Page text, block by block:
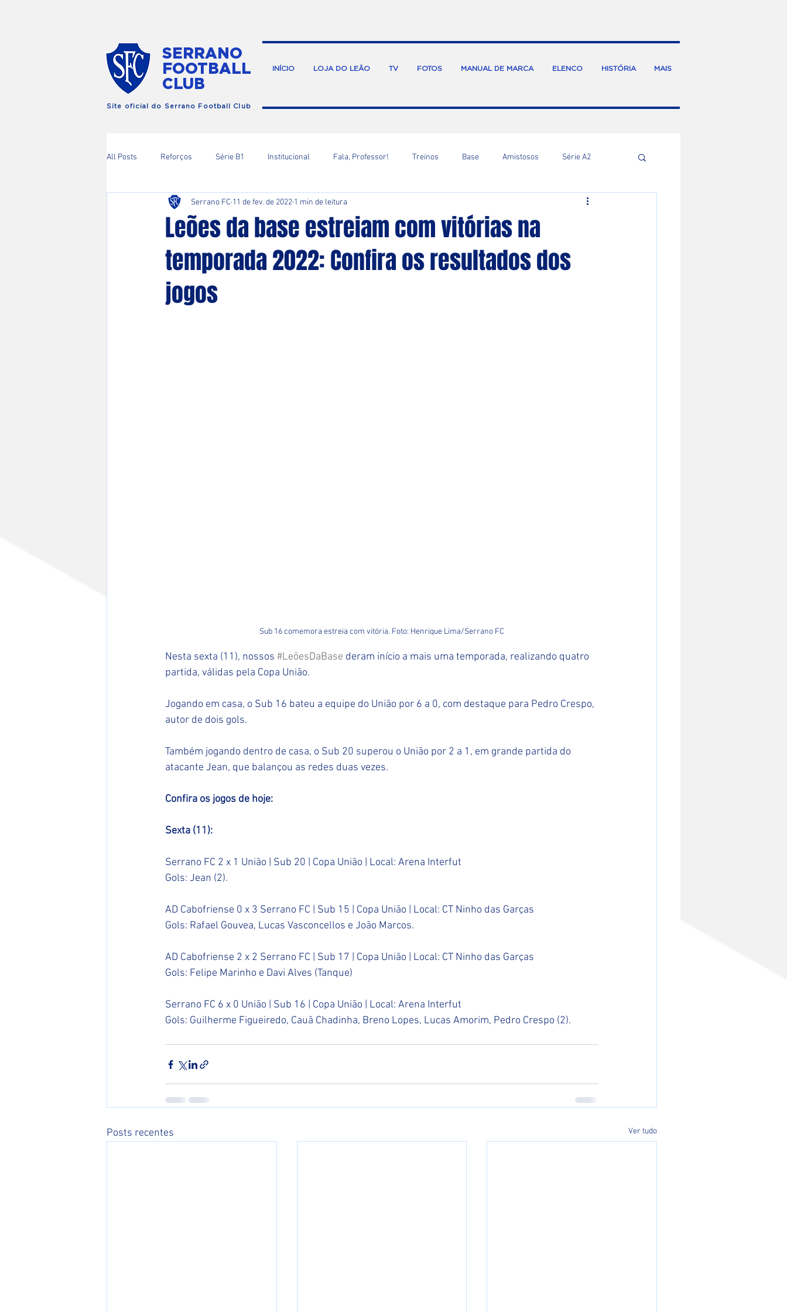
SERRANO
FOOTBALL
CLUB
INÍCIO LOJA DO LEÃO TV FOTOS MANUAL DE MARCA ELENCO HISTÓRIA MAIS
Site oficial do Serrano Football Club
All Posts Reforços Série B1 Institucional Fala, Professor! Treinos Base Amistosos Série A2
Leões da base estreiam com vitórias na
temporada 2022: Confira os resultados dos
jogos
Serrano FC 11 de fev. de 2022 1 min de leitura
Sub 16 comemora estreia com vitória. Foto: Henrique Lima/Serrano FC
Nesta sexta (11), nossos #LeõesDaBase deram início a mais uma temporada, realizando quatro
partida, válidas pela Copa União.
Jogando em casa, o Sub 16 bateu a equipe do União por 6 a 0, com destaque para Pedro Crespo,
autor de dois gols.
Também jogando dentro de casa, o Sub 20 superou o União por 2 a 1, em grande partida do
atacante Jean, que balançou as redes duas vezes.
Confira os jogos de hoje:
Sexta (11):
Serrano FC 2 x 1 União | Sub 20 | Copa União | Local: Arena Interfut
Gols: Jean (2).
AD Cabofriense 0 x 3 Serrano FC | Sub 15 | Copa União | Local: CT Ninho das Garças
Gols: Rafael Gouvea, Lucas Vasconcellos e João Marcos.
AD Cabofriense 2 x 2 Serrano FC | Sub 17 | Copa União | Local: CT Ninho das Garças
Gols: Felipe Marinho e Davi Alves (Tanque)
Serrano FC 6 x 0 União | Sub 16 | Copa União | Local: Arena Interfut
Gols: Guilherme Figueiredo, Cauã Chadinha, Breno Lopes, Lucas Amorim, Pedro Crespo (2).
Posts recentes Ver tudo